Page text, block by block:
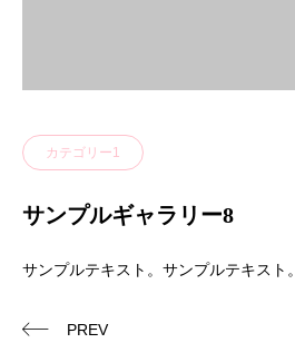
カテゴリー1
サンプルギャラリー8
サンプルテキスト。サンプルテキスト。
PREV